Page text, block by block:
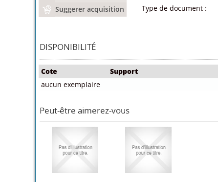
Suggerer acquisition
Type de document :
DISPONIBILITÉ
Cote Support
aucun exemplaire
Peut-être aimerez-vous